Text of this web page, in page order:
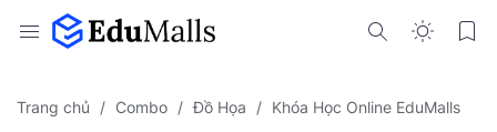
Trang chủ Combo Đồ Họa Khóa Học Online EduMalls